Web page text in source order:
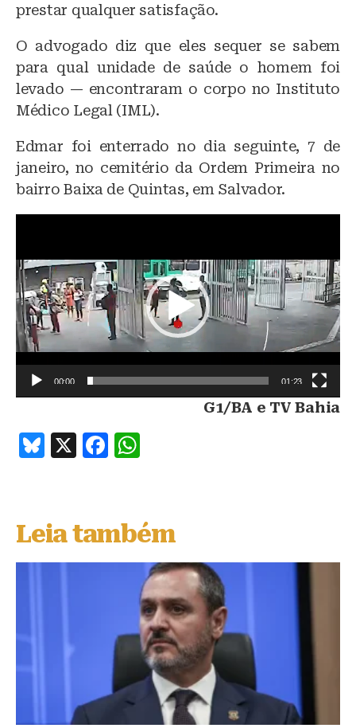
prestar qualquer satisfação.
O advogado diz que eles sequer se sabem
para qual unidade de saúde o homem foi
levado — encontraram o corpo no Instituto
Médico Legal (IML).
Edmar foi enterrado no dia seguinte, 7 de
janeiro, no cemitério da Ordem Primeira no
bairro Baixa de Quintas, em Salvador.
a
d
o
r
d
e
o
00:00 01:23
G1/BA e TV Bahia
B
s
k
X
F
e
b
s
A
p
p
Leia também